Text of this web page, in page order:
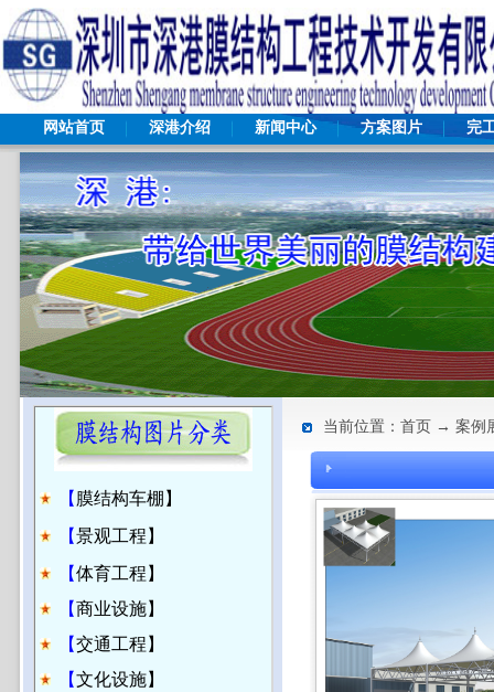
网站首页 深港介绍 新闻中心 方案图片 完
【 膜结构车棚】
【景观工程】
【体育工程】
【商业设施】
【交通工程】
【文化设施】
当前位置：首页 → 案例